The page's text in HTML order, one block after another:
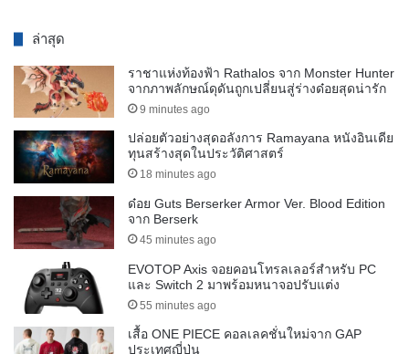
ล่าสุด
ราชาแห่งท้องฟ้า Rathalos จาก Monster Hunter
จากภาพลักษณ์ดุดันถูกเปลี่ยนสู่ร่างด๋อยสุดน่ารัก
9 minutes ago
ปล่อยตัวอย่างสุดอลังการ Ramayana หนังอินเดีย
ทุนสร้างสุดในประวัติศาสตร์
18 minutes ago
ด๋อย Guts Berserker Armor Ver. Blood Edition
จาก Berserk
45 minutes ago
EVOTOP Axis จอยคอนโทรลเลอร์สำหรับ PC
และ Switch 2 มาพร้อมหนาจอปรับแต่ง
55 minutes ago
เสื้อ ONE PIECE คอลเลคชั่นใหม่จาก GAP
ประเทศญี่ปุ่น